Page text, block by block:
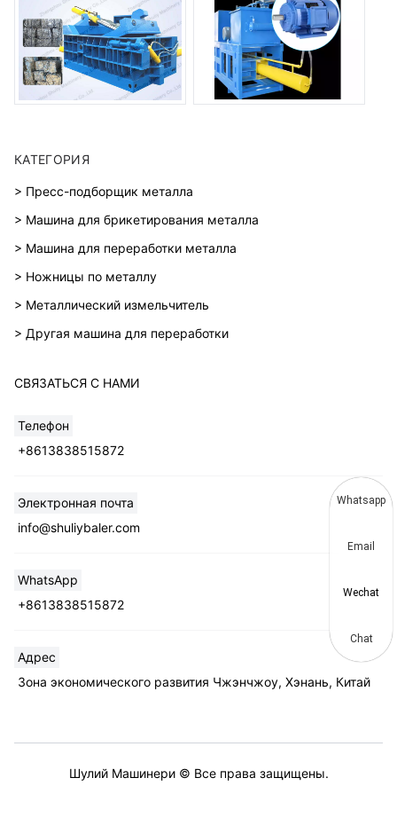
КАТЕГОРИЯ
> Пресс-подборщик металла
> Машина для брикетирования металла
> Машина для переработки металла
> Ножницы по металлу
> Металлический измельчитель
> Другая машина для переработки
СВЯЗАТЬСЯ С НАМИ
Телефон
+8613838515872
Электронная почта
info@shuliybaler.com
WhatsApp
+8613838515872
Адрес
Зона экономического развития Чжэнчжоу, Хэнань, Китай
Шулий Машинери © Все права защищены.
Whatsapp
Email
Wechat
Chat